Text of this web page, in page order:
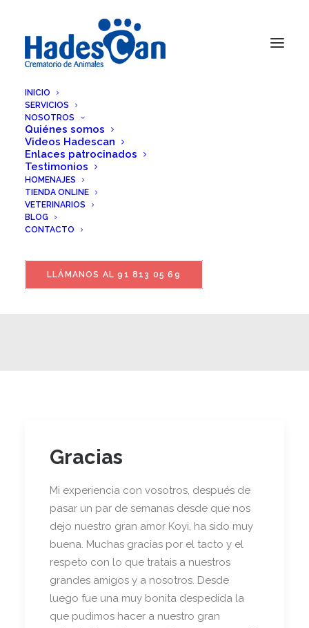
INICIO
SERVICIOS
NOSOTROS
Quiénes somos
Videos Hadescan
Enlaces patrocinados
Testimonios
HOMENAJES
TIENDA ONLINE
VETERINARIOS
BLOG
CONTACTO
LLÁMANOS AL 91 813 05 69
Teresa de la Fuente
Gracias
Mi experiencia con vosotros, después de
pasar un par de semanas desde que nos
dejo nuestro gran amor Koyi, ha sido muy
buena. Muchas gracias por el tacto y el
respeto con lo que tratais a nuestros
grandes amigos y a nosotros. Desde
luego fue una muy bonita despedida la
que pudimos hacer a nuestro gran